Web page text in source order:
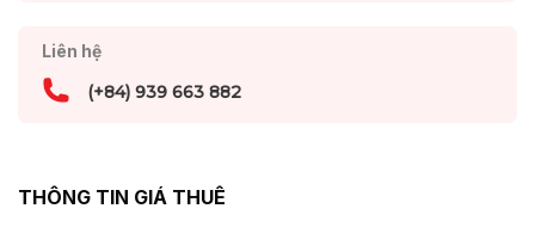
Liên hệ
(+84) 939 663 882
THÔNG TIN GIÁ THUÊ